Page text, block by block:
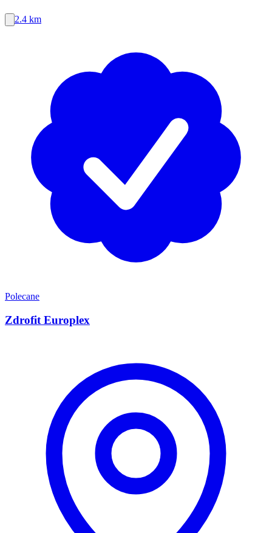
2.4 km
Polecane
Zdrofit Europlex